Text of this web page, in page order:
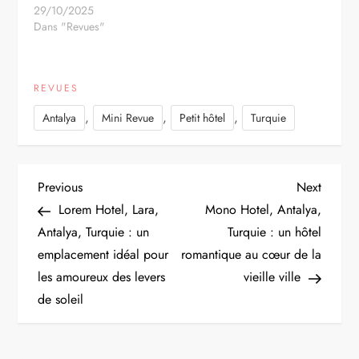
29/10/2025
Dans "Revues"
REVUES
Antalya , Mini Revue , Petit hôtel , Turquie
N
a
v
i
Previous
Post
Previous
Lorem Hotel, Lara,
Antalya, Turquie : un
emplacement idéal pour
les amoureux des levers
de soleil
Next
Post
Next
Mono Hotel, Antalya,
Turquie : un hôtel
romantique au cœur de la
vieille ville